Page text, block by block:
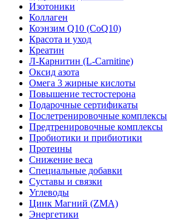
Изотоники
Коллаген
Коэнзим Q10 (CoQ10)
Красота и уход
Креатин
Л-Карнитин (L-Сarnitine)
Оксид азота
Омега 3 жирные кислоты
Повышение тестостерона
Подарочные сертификаты
Послетренировочные комплексы
Предтренировочные комплексы
Пробиотики и прибиотики
Протеины
Снижение веса
Специальные добавки
Суставы и связки
Углеводы
Цинк Магний (ZMA)
Энергетики